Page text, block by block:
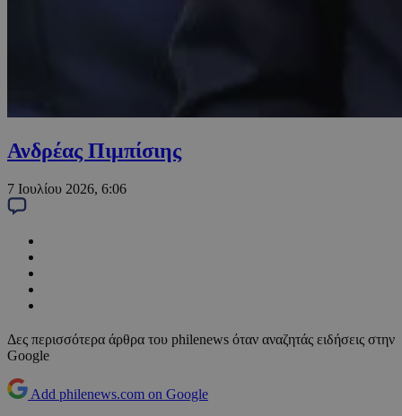
Ανδρέας Πιμπίσιης
7 Ιουλίου 2026, 6:06
Δες περισσότερα άρθρα του philenews όταν αναζητάς ειδήσεις στην
Google
Add philenews.com on Google